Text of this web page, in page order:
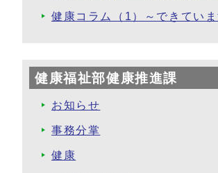
健康コラム（1）～できてい
健康福祉部健康推進課
お知らせ
事務分掌
健康